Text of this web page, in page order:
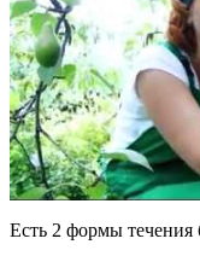
Есть 2 формы течения